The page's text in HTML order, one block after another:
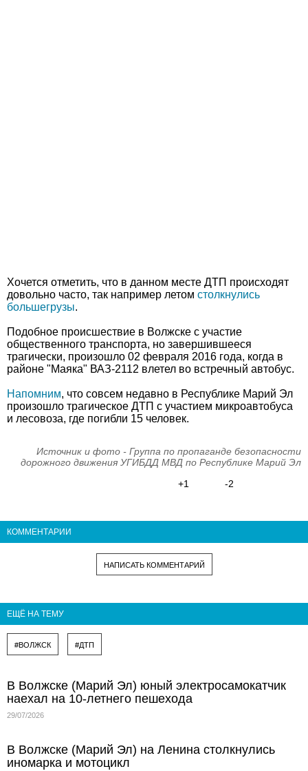
Хочется отметить, что в данном месте ДТП происходят
довольно часто, так например летом столкнулись
большегрузы.
Подобное происшествие в Волжске с участие
общественного транспорта, но завершившееся
трагически, произошло 02 февраля 2016 года, когда в
районе "Маяка" ВАЗ-2112 влетел во встречный автобус.
Напомним, что совсем недавно в Республике Марий Эл
произошло трагическое ДТП с участием микроавтобуса
и лесовоза, где погибли 15 человек.
Источник и фото - Группа по пропаганде безопасности
дорожного движения УГИБДД МВД по Республике Марий Эл
+1
-2
КОММЕНТАРИИ
НАПИСАТЬ КОММЕНТАРИЙ
ЕЩЁ НА ТЕМУ
#ВОЛЖСК #ДТП
В Волжске (Марий Эл) юный электросамокатчик
наехал на 10-летнего пешехода
29/07/2026
В Волжске (Марий Эл) на Ленина столкнулись
иномарка и мотоцикл